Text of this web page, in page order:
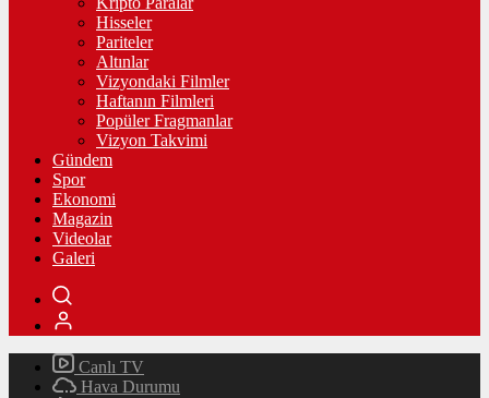
Hisseler
Pariteler
Altınlar
Vizyondaki Filmler
Haftanın Filmleri
Popüler Fragmanlar
Vizyon Takvimi
Gündem
Spor
Ekonomi
Magazin
Videolar
Galeri
Canlı TV
Hava Durumu